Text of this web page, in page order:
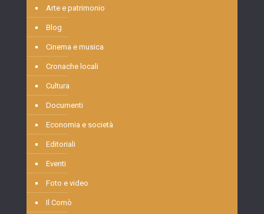
Arte e patrimonio
Blog
Cinema e musica
Cronache locali
Cultura
Documenti
Economia e società
Editoriali
Eventi
Foto e video
Il Comò